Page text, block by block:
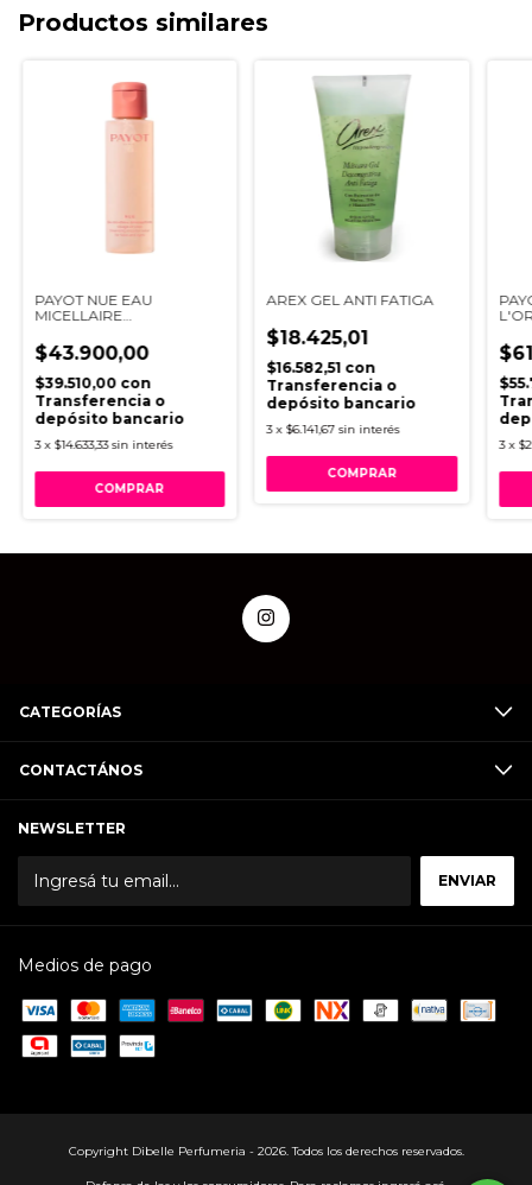
Productos similares
PAYOT NUE EAU
MICELLAIRE
$43.900,00
$39.510,00 con
Transferencia o
depósito bancario
3 x $14.633,33 sin interés
AREX GEL ANTI FATIGA
$18.425,01
$16.582,51 con
Transferencia o
depósito bancario
3 x $6.141,67 sin interés
3 x
CATEGORÍAS
CONTACTÁNOS
NEWSLETTER
Medios de pago
Copyright Dibelle Perfumeria - 2026. Todos los derechos reservados.